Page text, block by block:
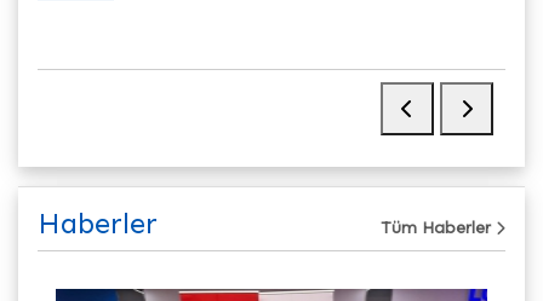
Haberler Tüm Haberler